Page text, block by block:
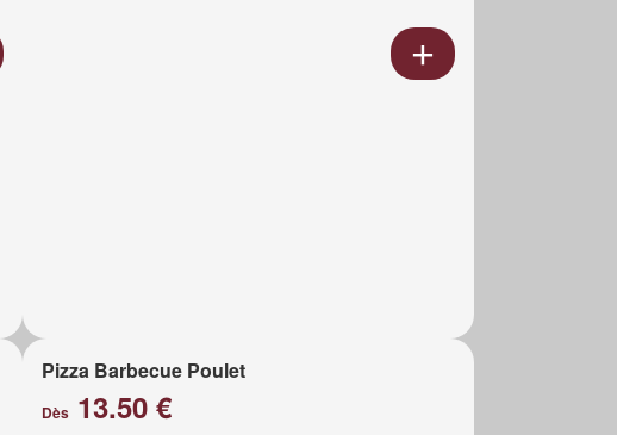
Pizza Barbecue Poulet
Dès 13.50 €